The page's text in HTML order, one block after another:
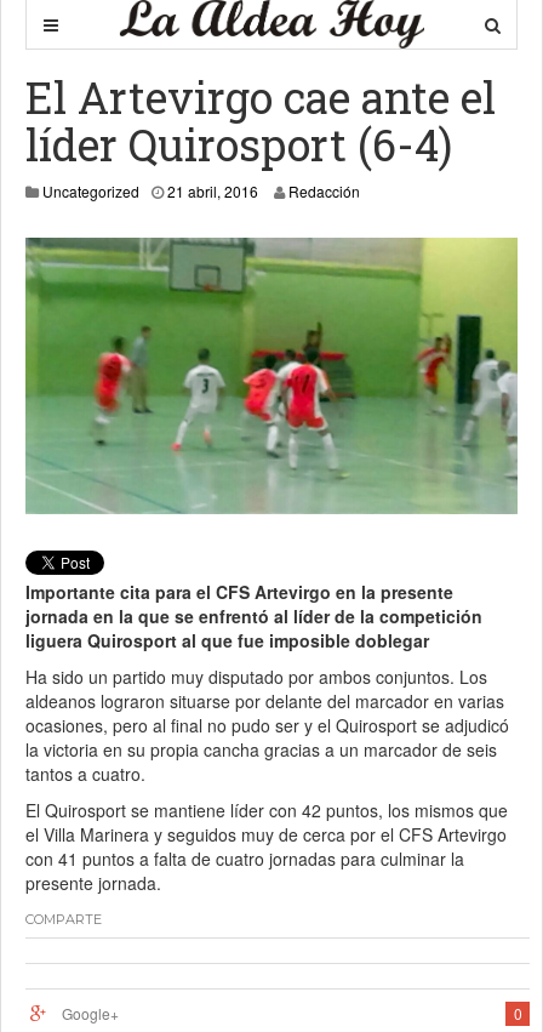
El Artevirgo cae ante el
líder Quirosport (6-4)
Uncategorized 21 abril, 2016 21 abril, 2016
Redacción
Importante cita para el CFS Artevirgo en la presente
jornada en la que se enfrentó al líder de la competición
liguera Quirosport al que fue imposible doblegar
Ha sido un partido muy disputado por ambos conjuntos. Los
aldeanos lograron situarse por delante del marcador en varias
ocasiones, pero al final no pudo ser y el Quirosport se adjudicó
la victoria en su propia cancha gracias a un marcador de seis
tantos a cuatro.
El Quirosport se mantiene líder con 42 puntos, los mismos que
el Villa Marinera y seguidos muy de cerca por el CFS Artevirgo
con 41 puntos a falta de cuatro jornadas para culminar la
presente jornada.
COMPARTE
0
Google+